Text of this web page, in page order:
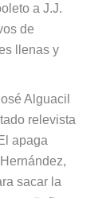
a J.J.
de
llenas y
Alguacil
relevista
apaga
sacar la